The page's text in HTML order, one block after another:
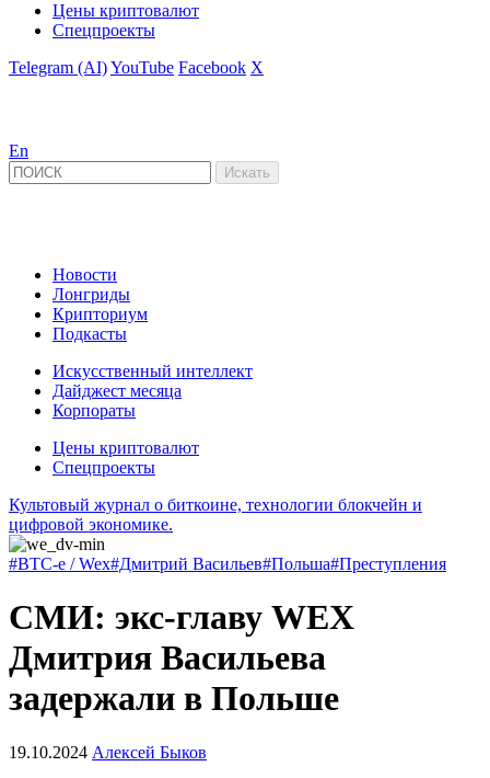
Цены криптовалют
Спецпроекты
Telegram (AI)YouTube Facebook X
En
Новости
Лонгриды
Крипториум
Подкасты
Искусственный интеллект
Дайджест месяца
Корпораты
Цены криптовалют
Спецпроекты
Культовый журнал о биткоине, технологии блокчейн и
цифровой экономике.
#BTC-e / Wex#Дмитрий Васильев#Польша#Преступления
СМИ: экс-главу WEX
Дмитрия Васильева
задержали в Польше
19.10.2024 Алексей Быков